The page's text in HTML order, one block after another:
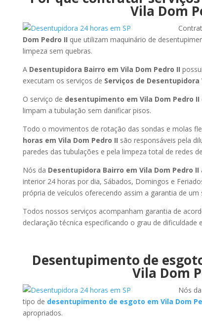
Vila Dom
Dom Pedro II que utilizam maquinário de
limpeza sem quebras.
A Desentupidora Bairro em Vila Dom Pedro II
executam os serviços de Serviços de Desentupidora
O serviço de desentupimento em Vila Dom Pedro II
limpam a tubulação sem danificar pisos.
Todo o movimentos de rotação das sondas e molas
horas em Vila Dom Pedro II são responsáveis pela
paredes das tubulações e pela limpeza total de redes
Nós da Desentupidora Bairro em Vila Dom Pedro II
interior 24 horas por dia, Sábados, Domingos e
própria de veículos oferecendo assim a garantia de
Todos nossos serviços acompanham garantia de
declaração técnica especificando o grau de
Desentupimento de
Vila Dom
Nós
tipo de desentupimento de esgoto em Vila Dom
apropriados.